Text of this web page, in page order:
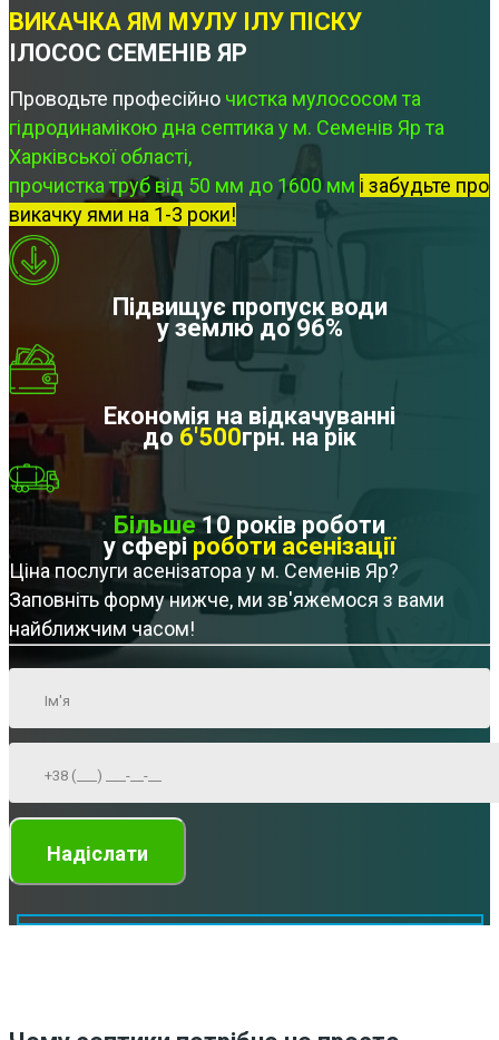
ВИКАЧКА ЯМ МУЛУ ІЛУ ПІСКУ
ІЛОСОС СЕМЕНІВ ЯР
Проводьте професійно чистка мулососом та
гідродинамікою дна септика у м. Семенів Яр та
Харківської області,
прочистка труб від 50 мм до 1600 мм і забудьте про
викачку ями на 1-3 роки!
Підвищує пропуск води
у землю до 96%
Економія на відкачуванні
до 6'500грн. на рік
Більше10 років роботи
у сфері роботи асенізації
Ціна послуги асенізатора у м. Семенів Яр?
Заповніть форму нижче, ми зв'яжемося з вами
найближчим часом!